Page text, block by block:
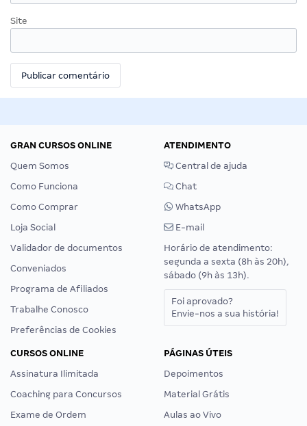
Site
GRAN CURSOS ONLINE
Quem Somos
Como Funciona
Como Comprar
Loja Social
Validador de documentos
Conveniados
Programa de Afiliados
Trabalhe Conosco
Preferências de Cookies
ATENDIMENTO
Central de ajuda
Chat
WhatsApp
E-mail
Horário de atendimento:
segunda a sexta (8h às 20h),
sábado (9h às 13h).
Foi aprovado?
Envie-nos a sua história!
CURSOS ONLINE
Assinatura Ilimitada
Coaching para Concursos
Exame de Ordem
PÁGINAS ÚTEIS
Depoimentos
Material Grátis
Aulas ao Vivo